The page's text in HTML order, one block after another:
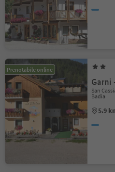
Prenotabile online
Garni
San
Badia
5.9